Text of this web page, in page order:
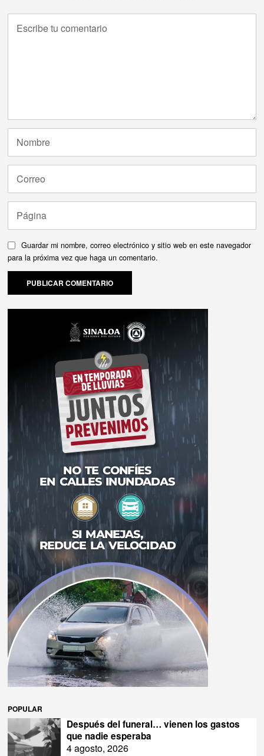
Guardar mi nombre, correo electrónico y sitio web en este navegador
para la próxima vez que haga un comentario.
POPULAR
Después del funeral… vienen los gastos
que nadie esperaba
4 agosto, 2026